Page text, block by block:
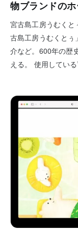
物ブランドの
宮古島工房うむく
古島工房うむくと
介など。600年の歴
える。 使用してい